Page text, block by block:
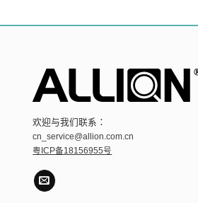
欢迎与我们联系：
cn_service@allion.com.cn
粤ICP备18156955号